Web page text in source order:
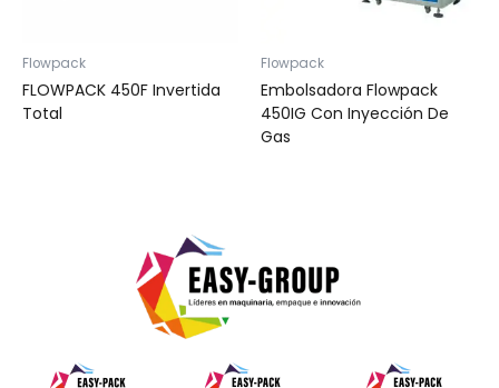
Flowpack
FLOWPACK 450F Invertida
Total
Flowpack
Embolsadora Flowpack
450IG Con Inyección De
Gas